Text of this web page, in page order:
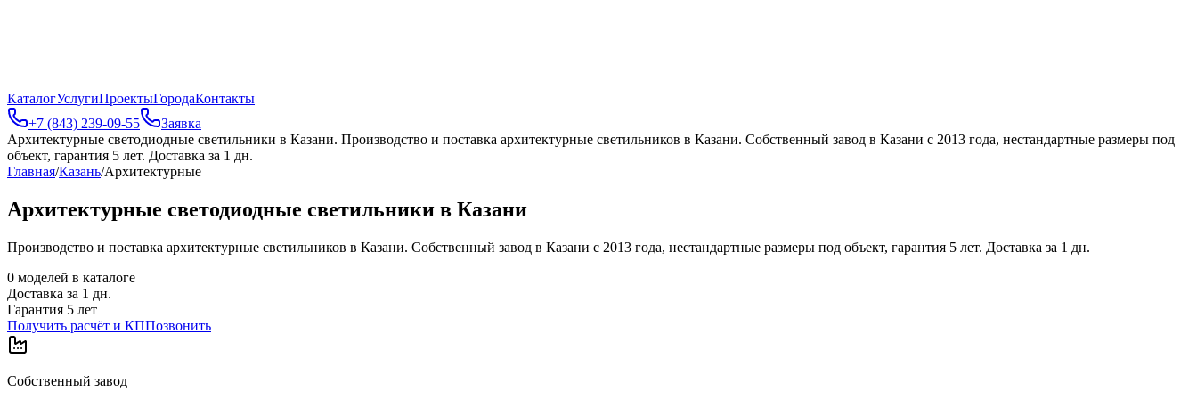
КаталогУслугиПроектыГородаКонтакты
+7 (843) 239-09-55
Заявка
Архитектурные светодиодные светильники в Казани. Производство и поставка архитектурные светильников в Казани. Собственный завод в Казани с 2013 года, нестандартные размеры под
объект, гарантия 5 лет. Доставка за 1 дн.
Главная/Казань/Архитектурные
Архитектурные светодиодные светильники в Казани
Производство и поставка архитектурные светильников в Казани. Собственный завод в Казани с 2013 года, нестандартные размеры под объект, гарантия 5 лет. Доставка за 1 дн.
0 моделей в каталоге
Доставка за 1 дн.
Гарантия 5 лет
Получить расчёт и КППозвонить
Собственный завод